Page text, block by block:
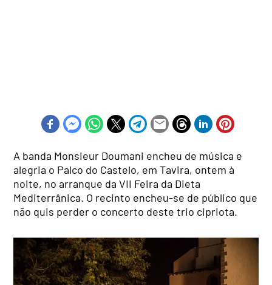
A banda Monsieur Doumani encheu de música e
alegria o Palco do Castelo, em Tavira, ontem à
noite, no arranque da VII Feira da Dieta
Mediterrânica. O recinto encheu-se de público que
não quis perder o concerto deste trio cipriota.